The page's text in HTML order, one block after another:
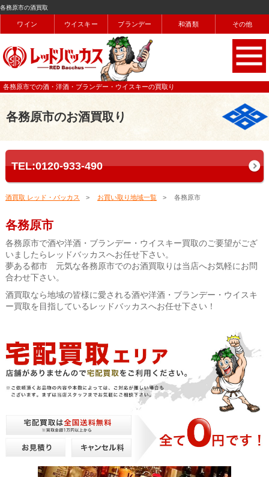
各務原市の酒買取
ワイン ウイスキー ブランデー 和酒類 その他
各務原市での酒・洋酒・ブランデー・ウイスキーの買取り
各務原市のお酒買取り
TEL:0120-933-490
酒買取 レッド・バッカス お買い取り地域一覧 各務原市
各務原市
各務原市で酒や洋酒・ブランデー・ウイスキー買取のご要望がござ
いましたらレッドバッカスへお任せ下さい。
夢ある都市 元気な各務原市でのお酒買取りは当店へお気軽にお問
合わせ下さい。
酒買取なら地域の皆様に愛される酒や洋酒・ブランデー・ウイスキ
ー買取を目指しているレッドバッカスへお任せ下さい！